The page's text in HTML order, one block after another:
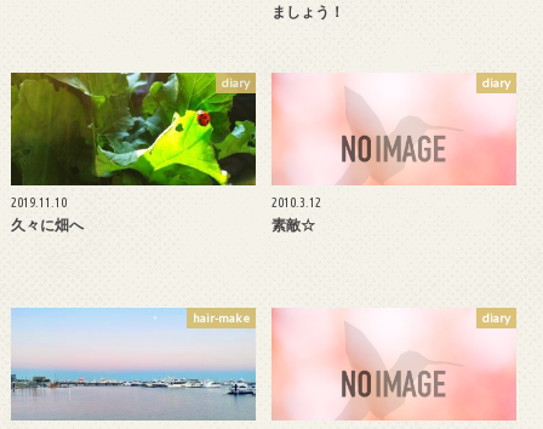
ましょう！
diary
2019.11.10
久々に畑へ
diary
2010.3.12
素敵☆
hair-make diary